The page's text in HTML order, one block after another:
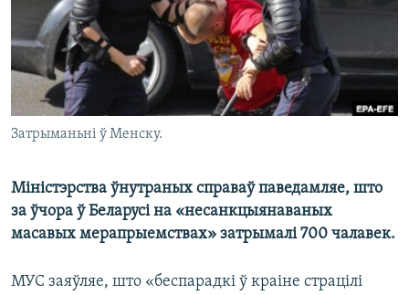
Затрыманьні ў Менску.
Міністэрства ўнутраных справаў паведамляе, што
за ўчора ў Беларусі на «несанкцыянаваных
масавых мерапрыемствах» затрымалі 700 чалавек.
МУС заяўляе, што «беспарадкі ў краіне страцілі